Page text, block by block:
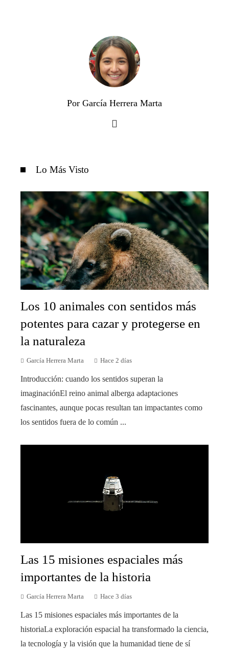
Por García Herrera Marta
Lo Más Visto
Los 10 animales con sentidos más
potentes para cazar y protegerse en
la naturaleza
García Herrera Marta Hace 2 días
Introducción: cuando los sentidos superan la
imaginaciónEl reino animal alberga adaptaciones
fascinantes, aunque pocas resultan tan impactantes como
los sentidos fuera de lo común ...
Las 15 misiones espaciales más
importantes de la historia
García Herrera Marta Hace 3 días
Las 15 misiones espaciales más importantes de la
historiaLa exploración espacial ha transformado la ciencia,
la tecnología y la visión que la humanidad tiene de sí